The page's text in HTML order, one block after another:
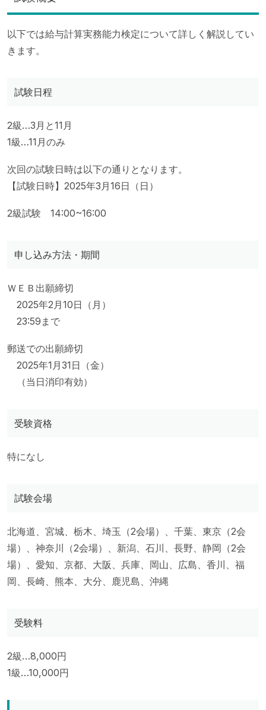
以下では給与計算実務能力検定について詳しく解説してい
きます。
試験日程
2級…3月と11月
1級…11月のみ
次回の試験日時は以下の通りとなります。
【試験日時】2025年3月16日（日）
2級試験 14:00~16:00
申し込み方法・期間
ＷＥＢ出願締切
2025年2月10日（月）
23:59まで
郵送での出願締切
2025年1月31日（金）
（当日消印有効）
受験資格
特になし
試験会場
北海道、宮城、栃木、埼玉（2会場）、千葉、東京（2会
場）、神奈川（2会場）、新潟、石川、長野、静岡（2会
場）、愛知、京都、大阪、兵庫、岡山、広島、香川、福
岡、長崎、熊本、大分、鹿児島、沖縄
受験料
2級…8,000円
1級…10,000円